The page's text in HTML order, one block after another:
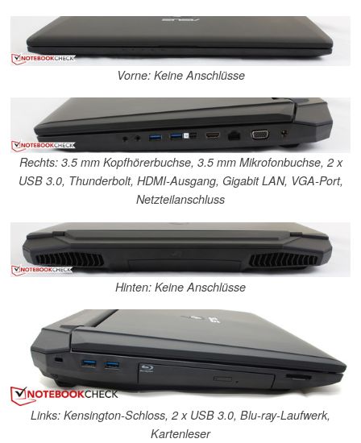
Vorne: Keine Anschlüsse
Rechts: 3.5 mm Kopfhörerbuchse, 3.5 mm Mikrofonbuchse, 2 x
USB 3.0, Thunderbolt, HDMI-Ausgang, Gigabit LAN, VGA-Port,
Netzteilanschluss
Hinten: Keine Anschlüsse
Links: Kensington-Schloss, 2 x USB 3.0, Blu-ray-Laufwerk,
Kartenleser